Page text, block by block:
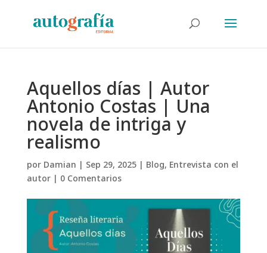
Aquellos días | Autor
Antonio Costas | Una
novela de intriga y
realismo
porDamian | Sep 29, 2025| Blog,Entrevista con el
autor| 0 Comentarios